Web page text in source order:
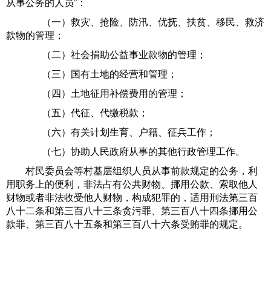
从事公务的人员”：
（一）救灾、抢险、防汛、优抚、扶贫、移民、救济
款物的管理；
（二）社会捐助公益事业款物的管理；
（三）国有土地的经营和管理；
（四）土地征用补偿费用的管理；
（五）代征、代缴税款；
（六）有关计划生育、户籍、征兵工作；
（七）协助人民政府从事的其他行政管理工作。
村民委员会等村基层组织人员从事前款规定的公务，利
用职务上的便利，非法占有公共财物、 挪用公款、索取他人
财物或者非法收受他人财物，构成犯罪的，适用刑法第三百
八十二条和第三百八十三条贪污罪、第三百八十四条挪用公
款罪、第三百八十五条和第三百八十六条受贿罪的规定。